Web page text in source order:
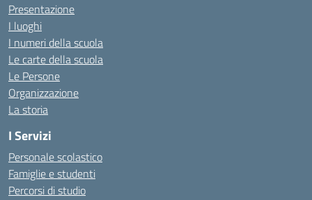
Presentazione
I luoghi
I numeri della scuola
Le carte della scuola
Le Persone
Organizzazione
La storia
I Servizi
Personale scolastico
Famiglie e studenti
Percorsi di studio